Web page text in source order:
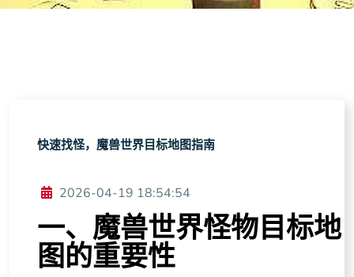
快速找怪，魔兽世界目标地图指南
2026-04-19 18:54:54
一、魔兽世界怪物目标地
图的重要性